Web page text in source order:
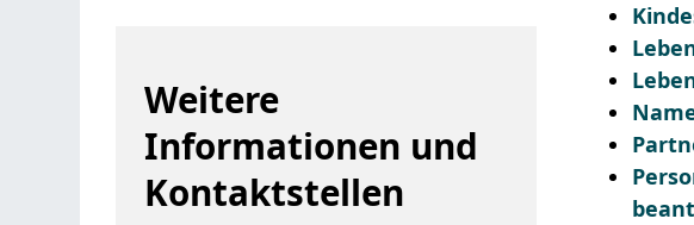
Weitere
Informationen und
Kontaktstellen